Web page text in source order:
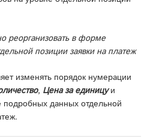
реорганизовать в форме
позиции заявки на платеж
изменять порядок нумерации
, Цена за единицуи
данных отдельной